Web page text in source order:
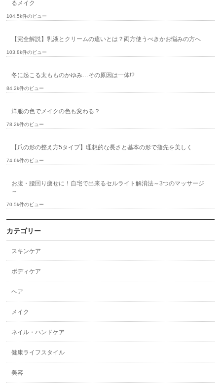
るメイク
104.5k件のビュー
【完全解説】乳液とクリームの違いとは？両方使うべきかお悩みの方へ
103.8k件のビュー
冬に起こる太もものかゆみ…その原因は一体!?
84.2k件のビュー
洋服の色でメイクの色も変わる？
78.2k件のビュー
【爪の形の整え方5タイプ】理想的な長さと基本の形で指先を美しく
74.6k件のビュー
お腹・腰回り痩せに！自宅で出来るセルライト解消法～3つのマッサージ
～
70.5k件のビュー
カテゴリー
スキンケア
ボディケア
ヘア
メイク
ネイル・ハンドケア
健康ライフスタイル
美容